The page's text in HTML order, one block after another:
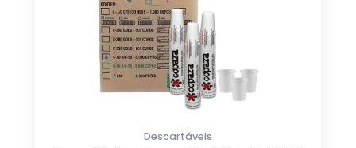
Descartáveis